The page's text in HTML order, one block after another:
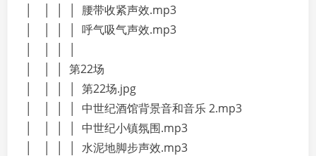
│ │ │ │ 腰带收紧声效.mp3
│ │ │ │ 呼气吸气声效.mp3
│ │ │ 第22场
│ │ │ │ 第22场.jpg
│ │ │ │ 中世纪酒馆背景音和音乐 2.mp3
│ │ │ │ 中世纪小镇氛围.mp3
│ │ │ │ 水泥地脚步声效.mp3